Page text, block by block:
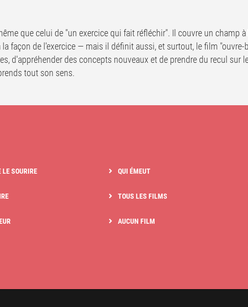
que celui de "un exercice qui fait réfléchir". Il couvre un champ
façon de l'exercice — mais il définit aussi, et surtout, le film
d'appréhender des concepts nouveaux et de prendre du recul sur
tout son sens.
LE SOURIRE QUI ÉMEUT
TOUS LES FILMS
AUCUN FILM